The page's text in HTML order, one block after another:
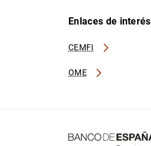
Enlaces de interés
CEMFI
OME